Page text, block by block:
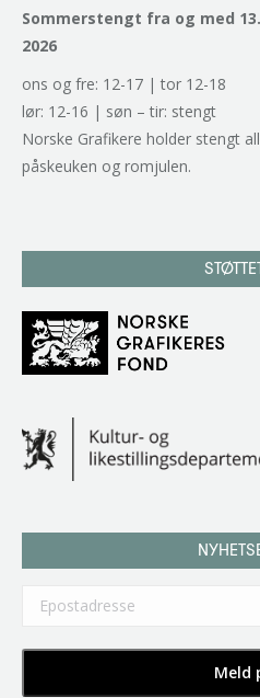
Sommerstengt fra og med
2026
ons og fre: 12-17 | tor 12-18
lør: 12-16 | søn – tir: stengt
Norske Grafikere holder stengt
påskeuken og romjulen.